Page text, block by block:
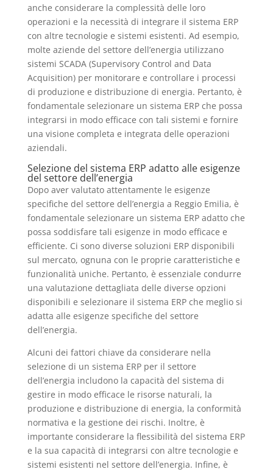
anche considerare la complessità delle loro
operazioni e la necessità di integrare il sistema ERP
con altre tecnologie e sistemi esistenti. Ad esempio,
molte aziende del settore dell’energia utilizzano
sistemi SCADA (Supervisory Control and Data
Acquisition) per monitorare e controllare i processi
di produzione e distribuzione di energia. Pertanto, è
fondamentale selezionare un sistema ERP che possa
integrarsi in modo efficace con tali sistemi e fornire
una visione completa e integrata delle operazioni
aziendali.
Selezione del sistema ERP adatto alle esigenze
del settore dell’energia
Dopo aver valutato attentamente le esigenze
specifiche del settore dell’energia a Reggio Emilia, è
fondamentale selezionare un sistema ERP adatto che
possa soddisfare tali esigenze in modo efficace e
efficiente. Ci sono diverse soluzioni ERP disponibili
sul mercato, ognuna con le proprie caratteristiche e
funzionalità uniche. Pertanto, è essenziale condurre
una valutazione dettagliata delle diverse opzioni
disponibili e selezionare il sistema ERP che meglio si
adatta alle esigenze specifiche del settore
dell’energia.
Alcuni dei fattori chiave da considerare nella
selezione di un sistema ERP per il settore
dell’energia includono la capacità del sistema di
gestire in modo efficace le risorse naturali, la
produzione e distribuzione di energia, la conformità
normativa e la gestione dei rischi. Inoltre, è
importante considerare la flessibilità del sistema ERP
e la sua capacità di integrarsi con altre tecnologie e
sistemi esistenti nel settore dell’energia. Infine, è